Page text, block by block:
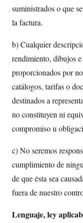
suministrados o que
la factura.
b) Cualquier
rendimiento, dibujos
proporcionados por
catálogos, tarifas o
destinados a
no constituyen ni
compromiso u
c) No seremos
cumplimiento de
de que ésta sea
fuera de nuestro
Lenguaje, ley